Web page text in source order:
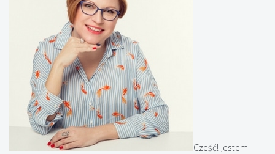
Cześć! Jestem